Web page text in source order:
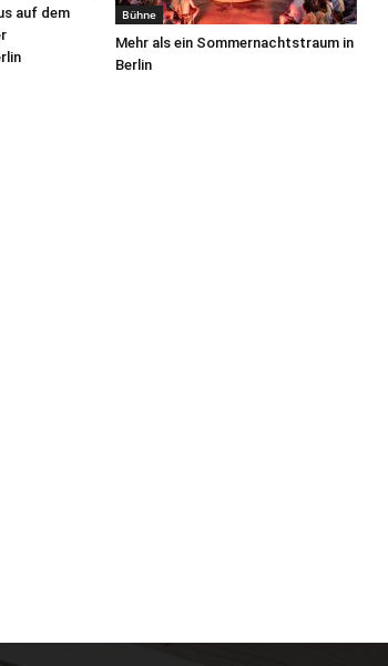
auf dem
Bühne
Mehr als ein Sommernachtstraum in
Berlin